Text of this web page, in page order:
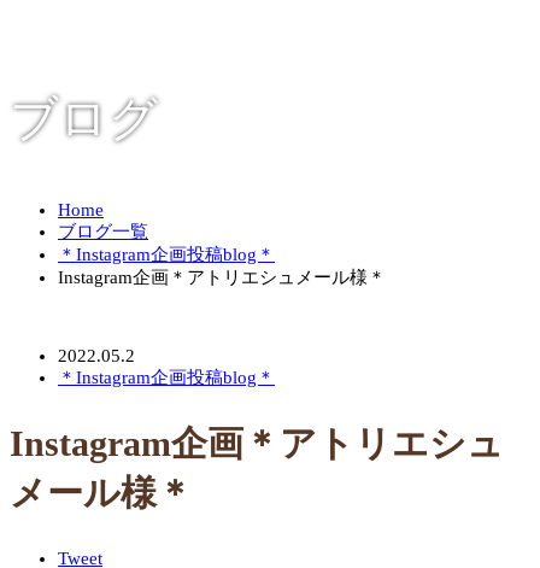
ブログ
Home
ブログ一覧
＊Instagram企画投稿blog＊
Instagram企画＊アトリエシュメール様＊
2022.05.2
＊Instagram企画投稿blog＊
Instagram企画＊アトリエシュ
メール様＊
Tweet